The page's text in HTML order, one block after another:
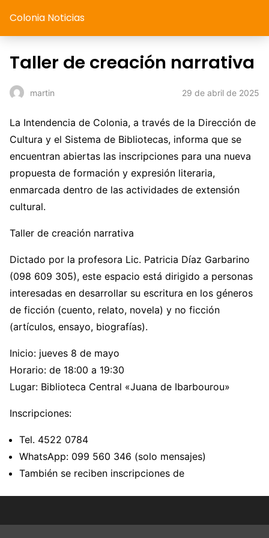
Colonia Noticias
Taller de creación narrativa
martin 29 de abril de 2025
La Intendencia de Colonia, a través de la Dirección de
Cultura y el Sistema de Bibliotecas, informa que se
encuentran abiertas las inscripciones para una nueva
propuesta de formación y expresión literaria,
enmarcada dentro de las actividades de extensión
cultural.
Taller de creación narrativa
Dictado por la profesora Lic. Patricia Díaz Garbarino
(098 609 305), este espacio está dirigido a personas
interesadas en desarrollar su escritura en los géneros
de ficción (cuento, relato, novela) y no ficción
(artículos, ensayo, biografías).
Inicio: jueves 8 de mayo
Horario: de 18:00 a 19:30
Lugar: Biblioteca Central «Juana de Ibarbourou»
Inscripciones:
Tel. 4522 0784
WhatsApp: 099 560 346 (solo mensajes)
También se reciben inscripciones de